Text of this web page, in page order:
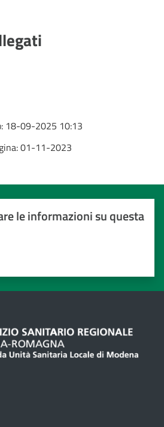
18-09-2025 10:13
01-11-2023
le informazioni su questa
5 stelle su 5
su 5
su 5